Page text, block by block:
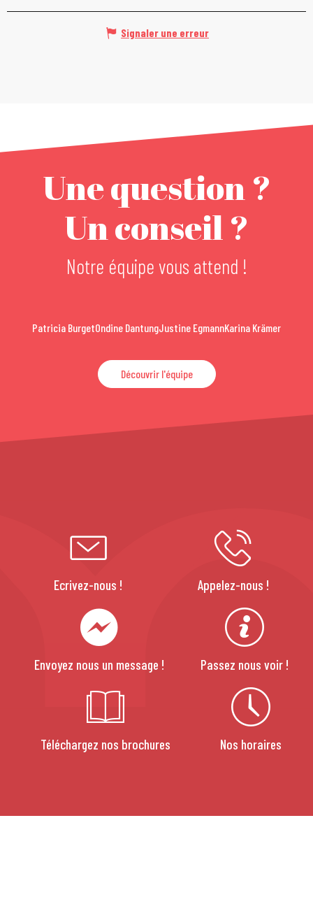
Signaler une erreur
Une question ?
Un conseil ?
Notre équipe vous attend !
Patricia BurgetOndine DantungJustine EgmannKarina Krämer
Découvrir l'équipe
Ecrivez-nous ! Appelez-nous !
Envoyez nous un message ! Passez nous voir !
Téléchargez nos brochures Nos horaires